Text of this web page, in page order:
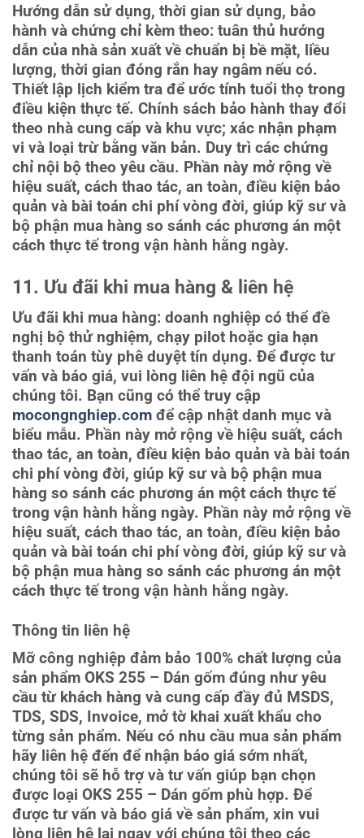
Hướng dẫn sử dụng, thời gian sử dụng, bảo
hành và chứng chỉ kèm theo: tuân thủ hướng
dẫn của nhà sản xuất về chuẩn bị bề mặt, liều
lượng, thời gian đóng rắn hay ngâm nếu có.
Thiết lập lịch kiểm tra để ước tính tuổi thọ trong
điều kiện thực tế. Chính sách bảo hành thay đổi
theo nhà cung cấp và khu vực; xác nhận phạm
vi và loại trừ bằng văn bản. Duy trì các chứng
chỉ nội bộ theo yêu cầu. Phần này mở rộng về
hiệu suất, cách thao tác, an toàn, điều kiện bảo
quản và bài toán chi phí vòng đời, giúp kỹ sư và
bộ phận mua hàng so sánh các phương án một
cách thực tế trong vận hành hằng ngày.
11. Ưu đãi khi mua hàng & liên hệ
Ưu đãi khi mua hàng: doanh nghiệp có thể đề
nghị bộ thử nghiệm, chạy pilot hoặc gia hạn
thanh toán tùy phê duyệt tín dụng. Để được tư
vấn và báo giá, vui lòng liên hệ đội ngũ của
chúng tôi. Bạn cũng có thể truy cập
mocongnghiep.com để cập nhật danh mục và
biểu mẫu. Phần này mở rộng về hiệu suất, cách
thao tác, an toàn, điều kiện bảo quản và bài toán
chi phí vòng đời, giúp kỹ sư và bộ phận mua
hàng so sánh các phương án một cách thực tế
trong vận hành hằng ngày. Phần này mở rộng về
hiệu suất, cách thao tác, an toàn, điều kiện bảo
quản và bài toán chi phí vòng đời, giúp kỹ sư và
bộ phận mua hàng so sánh các phương án một
cách thực tế trong vận hành hằng ngày.
Thông tin liên hệ
Mỡ công nghiệp đảm bảo 100% chất lượng của
sản phẩm OKS 255 – Dán gốm đúng như yêu
cầu từ khách hàng và cung cấp đầy đủ MSDS,
TDS, SDS, Invoice, mở tờ khai xuất khẩu cho
từng sản phẩm. Nếu có nhu cầu mua sản phẩm
hãy liên hệ đến để nhận báo giá sớm nhất,
chúng tôi sẽ hỗ trợ và tư vấn giúp bạn chọn
được loại OKS 255 – Dán gốm phù hợp. Để
được tư vấn và báo giá về sản phẩm, xin vui
lòng liên hệ lại ngay với chúng tôi theo các